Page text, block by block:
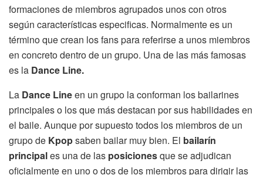
formaciones de miembros agrupados unos con otros
según características especificas. Normalmente es un
término que crean los fans para referirse a unos miembros
en concreto dentro de un grupo. Una de las más famosas
es la Dance Line.
La Dance Lineen un grupo la conforman los bailarines
principales o los que más destacan por sus habilidades en
el baile. Aunque por supuesto todos los miembros de un
grupo de Kpopsaben bailar muy bien. El bailarín
principales una de las posicionesque se adjudican
oficialmente en uno o dos de los miembros para dirigir las